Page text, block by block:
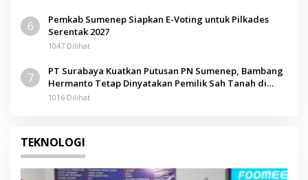
6
Pemkab Sumenep Siapkan E-Voting untuk Pilkades
Serentak 2027
1047 Dilihat
7
PT Surabaya Kuatkan Putusan PN Sumenep, Bambang
Hermanto Tetap Dinyatakan Pemilik Sah Tanah di
Pamolokan
1016 Dilihat
TEKNOLOGI